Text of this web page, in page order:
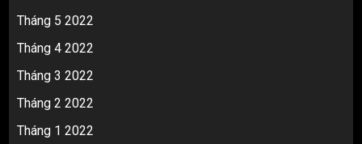
Tháng 5 2022
Tháng 4 2022
Tháng 3 2022
Tháng 2 2022
Tháng 1 2022